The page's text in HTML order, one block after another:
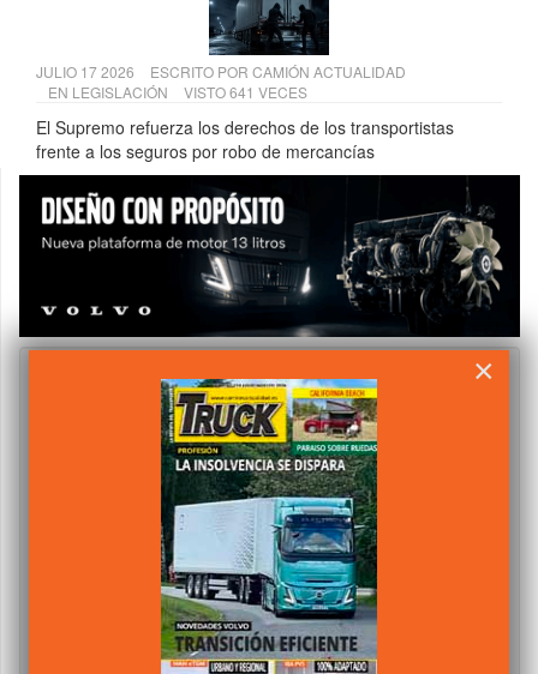
JULIO 17 2026 ESCRITO POR CAMIÓN ACTUALIDAD
EN LEGISLACIÓN VISTO 641 VECES
El Supremo refuerza los derechos de los transportistas
frente a los seguros por robo de mercancías
×